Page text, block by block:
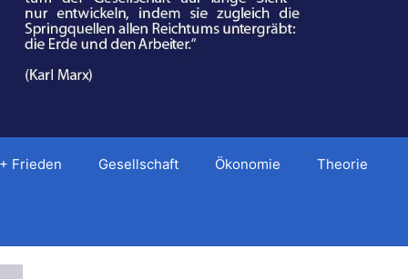
Frieden Gesellschaft Ökonomie Theorie